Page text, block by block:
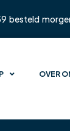
besteld
OVER